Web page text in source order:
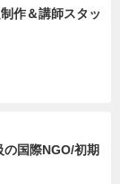
作＆講師スタッ
国際NGO/初期